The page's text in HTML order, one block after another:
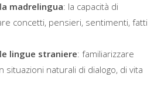
madrelingua: la capacità di
concetti, pensieri, sentimenti, fatti
lingue straniere: familiarizzare
situazioni naturali di dialogo, di vita